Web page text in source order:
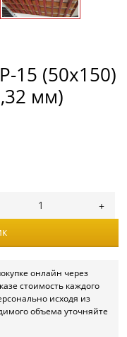
15 (50х150)
мм)
онлайн через
стоимость каждого
исходя из
объема уточняйте